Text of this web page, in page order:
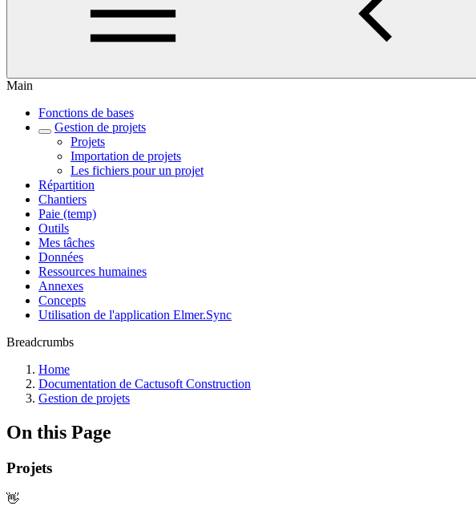
Main
Fonctions de bases
Gestion de projets
Projets
Importation de projets
Les fichiers pour un projet
Répartition
Chantiers
Paie (temp)
Outils
Mes tâches
Données
Ressources humaines
Annexes
Concepts
Utilisation de l'application Elmer.Sync
Breadcrumbs
Home
Documentation de Cactusoft Construction
Gestion de projets
On this Page
Projets
👋